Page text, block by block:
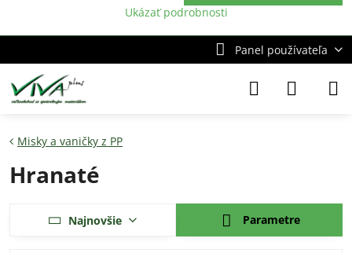
Panel používateľa
Misky a vaničky z PP
Hranaté
Najnovšie Parametre
Ukázať podrobnosti